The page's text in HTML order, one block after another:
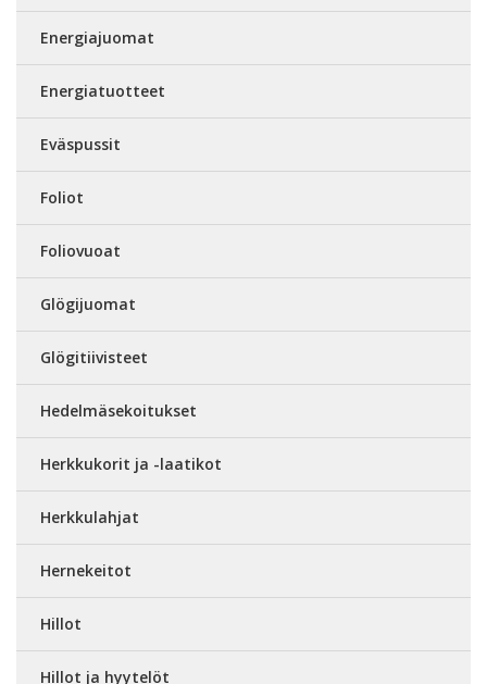
Energiajuomat
Energiatuotteet
Eväspussit
Foliot
Foliovuoat
Glögijuomat
Glögitiivisteet
Hedelmäsekoitukset
Herkkukorit ja -laatikot
Herkkulahjat
Hernekeitot
Hillot
Hillot ja hyytelöt